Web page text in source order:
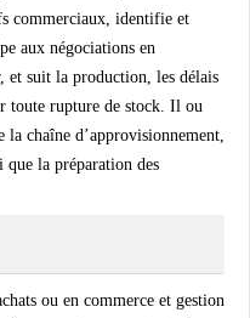
commerciaux, identifie et
aux négociations en
et suit la production, les délais
toute rupture de stock. Il ou
chaîne d’approvisionnement,
la préparation des
ou en commerce et gestion